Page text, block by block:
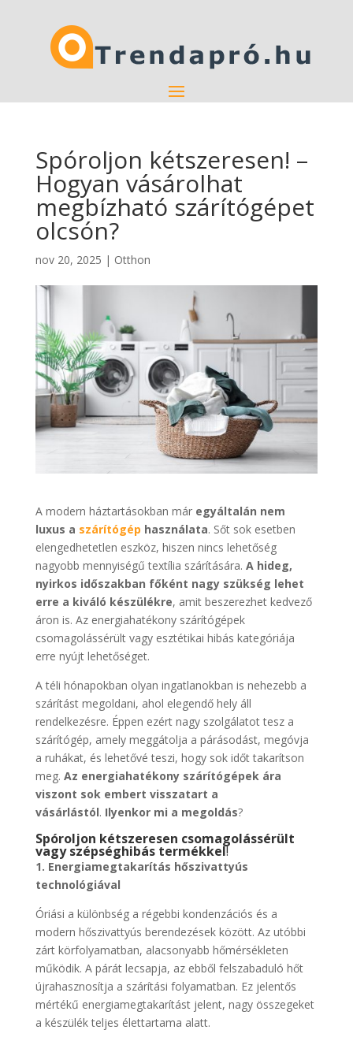
Spóroljon kétszeresen! –
Hogyan vásárolhat
megbízható szárítógépet
olcsón?
nov 20, 2025 | Otthon
A modern háztartásokban már egyáltalán nem
luxus a szárítógép használata. Sőt sok esetben
elengedhetetlen eszköz, hiszen nincs lehetőség
nagyobb mennyiségű textília szárítására. A hideg,
nyirkos időszakban főként nagy szükség lehet
erre a kiváló készülékre, amit beszerezhet kedvező
áron is. Az energiahatékony szárítógépek
csomagolássérült vagy esztétikai hibás kategóriája
erre nyújt lehetőséget.
A téli hónapokban olyan ingatlanokban is nehezebb a
szárítást megoldani, ahol elegendő hely áll
rendelkezésre. Éppen ezért nagy szolgálatot tesz a
szárítógép, amely meggátolja a párásodást, megóvja
a ruhákat, és lehetővé teszi, hogy sok időt takarítson
meg. Az energiahatékony szárítógépek ára
viszont sok embert visszatart a
vásárlástól. Ilyenkor mi a megoldás?
Spóroljon kétszeresen csomagolássérült
vagy szépséghibás termékkel!
1. Energiamegtakarítás hőszivattyús
technológiával
Óriási a különbség a régebbi kondenzációs és a
modern hőszivattyús berendezések között. Az utóbbi
zárt körfolyamatban, alacsonyabb hőmérsékleten
működik. A párát lecsapja, az ebből felszabaduló hőt
újrahasznosítja a szárítási folyamatban. Ez jelentős
mértékű energiamegtakarítást jelent, nagy összegeket
a készülék teljes élettartama alatt.